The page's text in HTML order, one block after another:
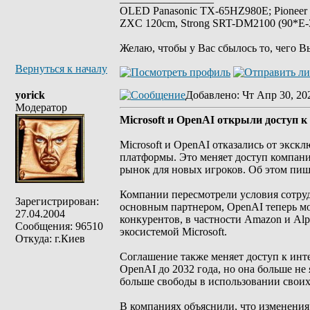
OLED Panasonic TX-65HZ980E;
ZXC 120cm, Strong SRT-DM2100
Желаю, чтобы у Вас сбылось то, чего
Вернуться к началу
yorick
Модератор
Зарегистрирован:
27.04.2004
Сообщения: 96510
Откуда: г.Киев
Добавлено: Чт Апр 30,
Microsoft и OpenAI открыли доступ
Microsoft и OpenAI отказались от
платформы. Это меняет доступ
рынок для новых игроков. Об этом
Компании пересмотрели условия
основным партнером, OpenAI теперь
конкурентов, в частности Amazon и
экосистемой Microsoft.
Соглашение также меняет доступ к
OpenAI до 2032 года, но она больше
больше свободы в использовании
В компаниях объяснили, что